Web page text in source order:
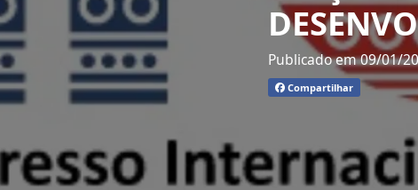
Publicado em 09/01/
Compartilhar